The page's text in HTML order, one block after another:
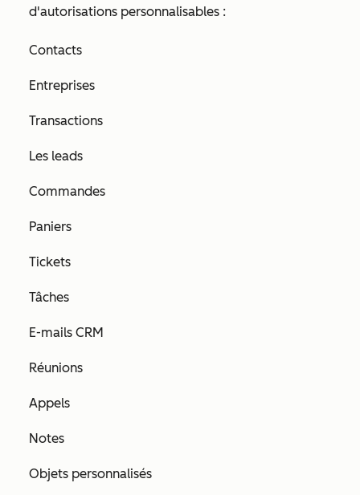
d'autorisations personnalisables :
Contacts
Entreprises
Transactions
Les leads
Commandes
Paniers
Tickets
Tâches
E-mails CRM
Réunions
Appels
Notes
Objets personnalisés